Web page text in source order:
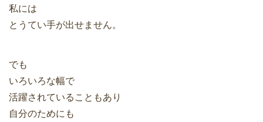
私には
とうてい手が出せません。
でも
いろいろな幅で
活躍されていることもあり
自分のためにも